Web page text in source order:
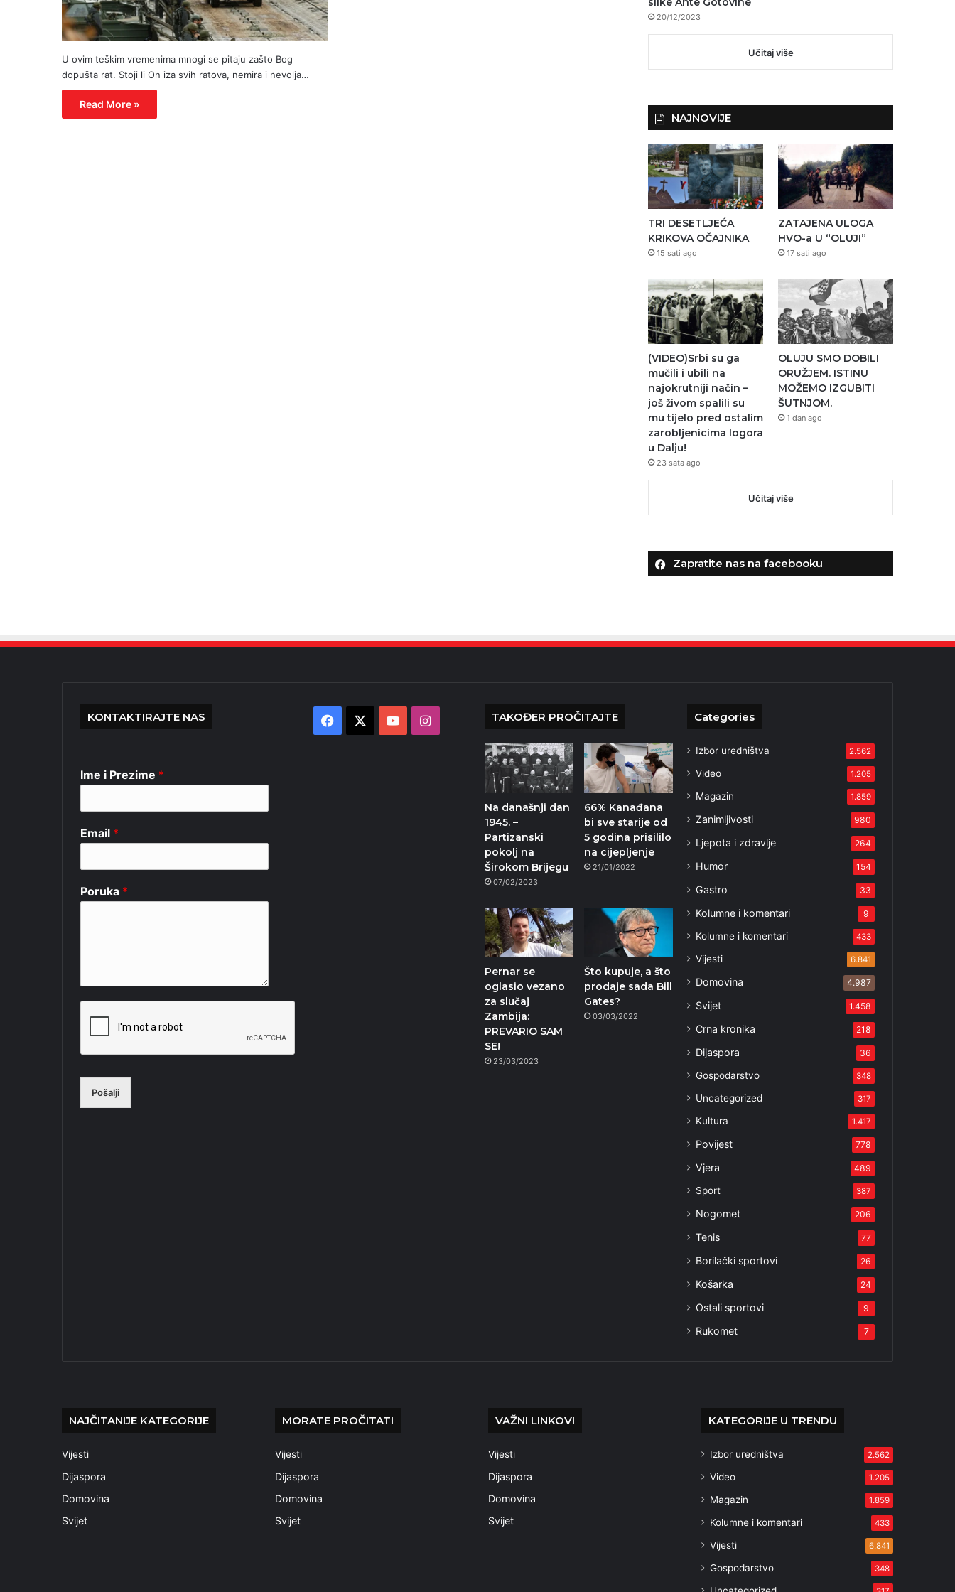
U ovim teškim vremenima mnogi se pitaju zašto Bog
dopušta rat. Stoji li On iza svih ratova, nemira i nevolja…
Read More »
20/12/2023
Učitaj više
NAJNOVIJE
TRI DESETLJEĆA
KRIKOVA OČAJNIKA
15 sati ago
ZATAJENA ULOGA
HVO-a U “OLUJI”
17 sati ago
(VIDEO)Srbi su ga
mučili i ubili na
najokrutniji način –
još živom spalili su
mu tijelo pred ostalim
zarobljenicima logora
u Dalju!
23 sata ago
OLUJU SMO DOBILI
ORUŽJEM. ISTINU
MOŽEMO IZGUBITI
ŠUTNJOM.
1 dan ago
Učitaj više
Zapratite nas na facebooku
KONTAKTIRAJTE NAS
Ime i Prezime *
Email *
Poruka *
Pošalji
Facebook YouTubeInstagram TAKOĐER PROČITAJTE
Na današnji dan
1945. –
Partizanski
pokolj na
Širokom Brijegu
07/02/2023
66% Kanađana
bi sve starije od
5 godina prisililo
na cijepljenje
21/01/2022
Pernar se
oglasio vezano
za slučaj
Zambija:
PREVARIO SAM
SE!
23/03/2023
Što kupuje, a što
prodaje sada Bill
Gates?
03/03/2022
Categories
Izbor uredništva 2.562
Video 1.205
Magazin 1.859
Zanimljivosti 980
Ljepota i zdravlje 264
Humor 154
Gastro 33
Kolumne i komentari 9
Kolumne i komentari 433
Vijesti 6.841
Domovina 4.987
Svijet 1.458
Crna kronika 218
Dijaspora 36
Gospodarstvo 348
Uncategorized 317
Kultura 1.417
Povijest 778
Vjera 489
Sport 387
Nogomet 206
Tenis 77
Borilački sportovi 26
Košarka 24
Ostali sportovi 9
Rukomet 7
NAJČITANIJE KATEGORIJE
Vijesti
Dijaspora
Domovina
Svijet
MORATE PROČITATI
Vijesti
Dijaspora
Domovina
Svijet
VAŽNI LINKOVI
Vijesti
Dijaspora
Domovina
Svijet
KATEGORIJE U TRENDU
Izbor uredništva 2.562
Video 1.205
Magazin 1.859
Kolumne i komentari 433
Vijesti 6.841
Gospodarstvo 348